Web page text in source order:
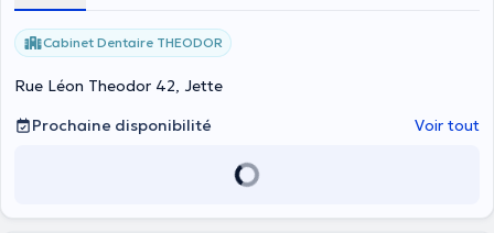
Cabinet Dentaire THEODOR
Rue Léon Theodor 42, Jette
Prochaine disponibilité
Voir tout